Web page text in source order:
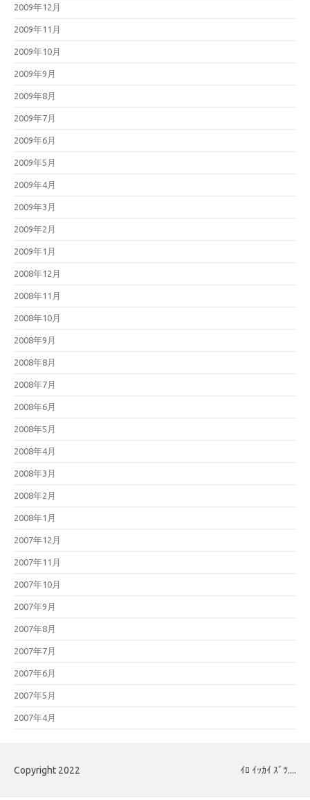
2009年12月
2009年11月
2009年10月
2009年9月
2009年8月
2009年7月
2009年6月
2009年5月
2009年4月
2009年3月
2009年2月
2009年1月
2008年12月
2008年11月
2008年10月
2008年9月
2008年8月
2008年7月
2008年6月
2008年5月
2008年4月
2008年3月
2008年2月
2008年1月
2007年12月
2007年11月
2007年10月
2007年9月
2007年8月
2007年7月
2007年6月
2007年5月
2007年4月
Copyright 2022 ｲﾛ ｲｯｶｲ ｽﾞﾂ....